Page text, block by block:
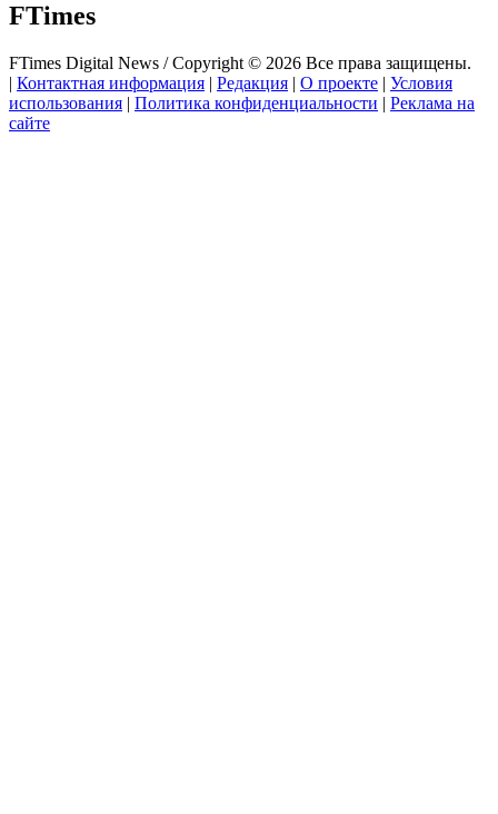
FTimes
FTimes Digital News / Copyright © 2026 Все права защищены.
| Контактная информация | Редакция | О проекте | Условия
использования | Политика конфиденциальности | Реклама на
сайте